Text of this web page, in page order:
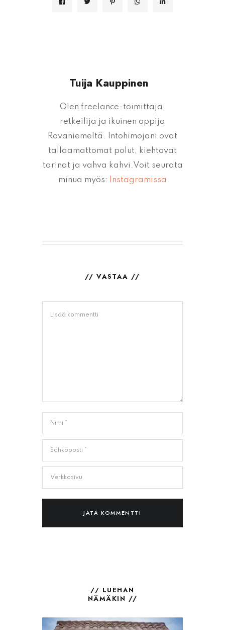
Tuija Kauppinen
Olen freelance-toimittaja,
retkeilijä ja ikuinen oppija
Rovaniemeltä. Intohimojani ovat
tallaamattomat polut, kiehtovat
tarinat ja vahva kahvi.Voit seurata
minua myös:
Instagramissa
// VASTAA //
// LUEHAN
NÄMÄKIN //